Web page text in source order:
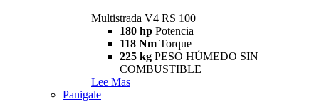
Multistrada V4 RS 100
180 hp Potencia
118 Nm Torque
225 kg PESO HÚMEDO SIN
COMBUSTIBLE
Lee Mas
Panigale